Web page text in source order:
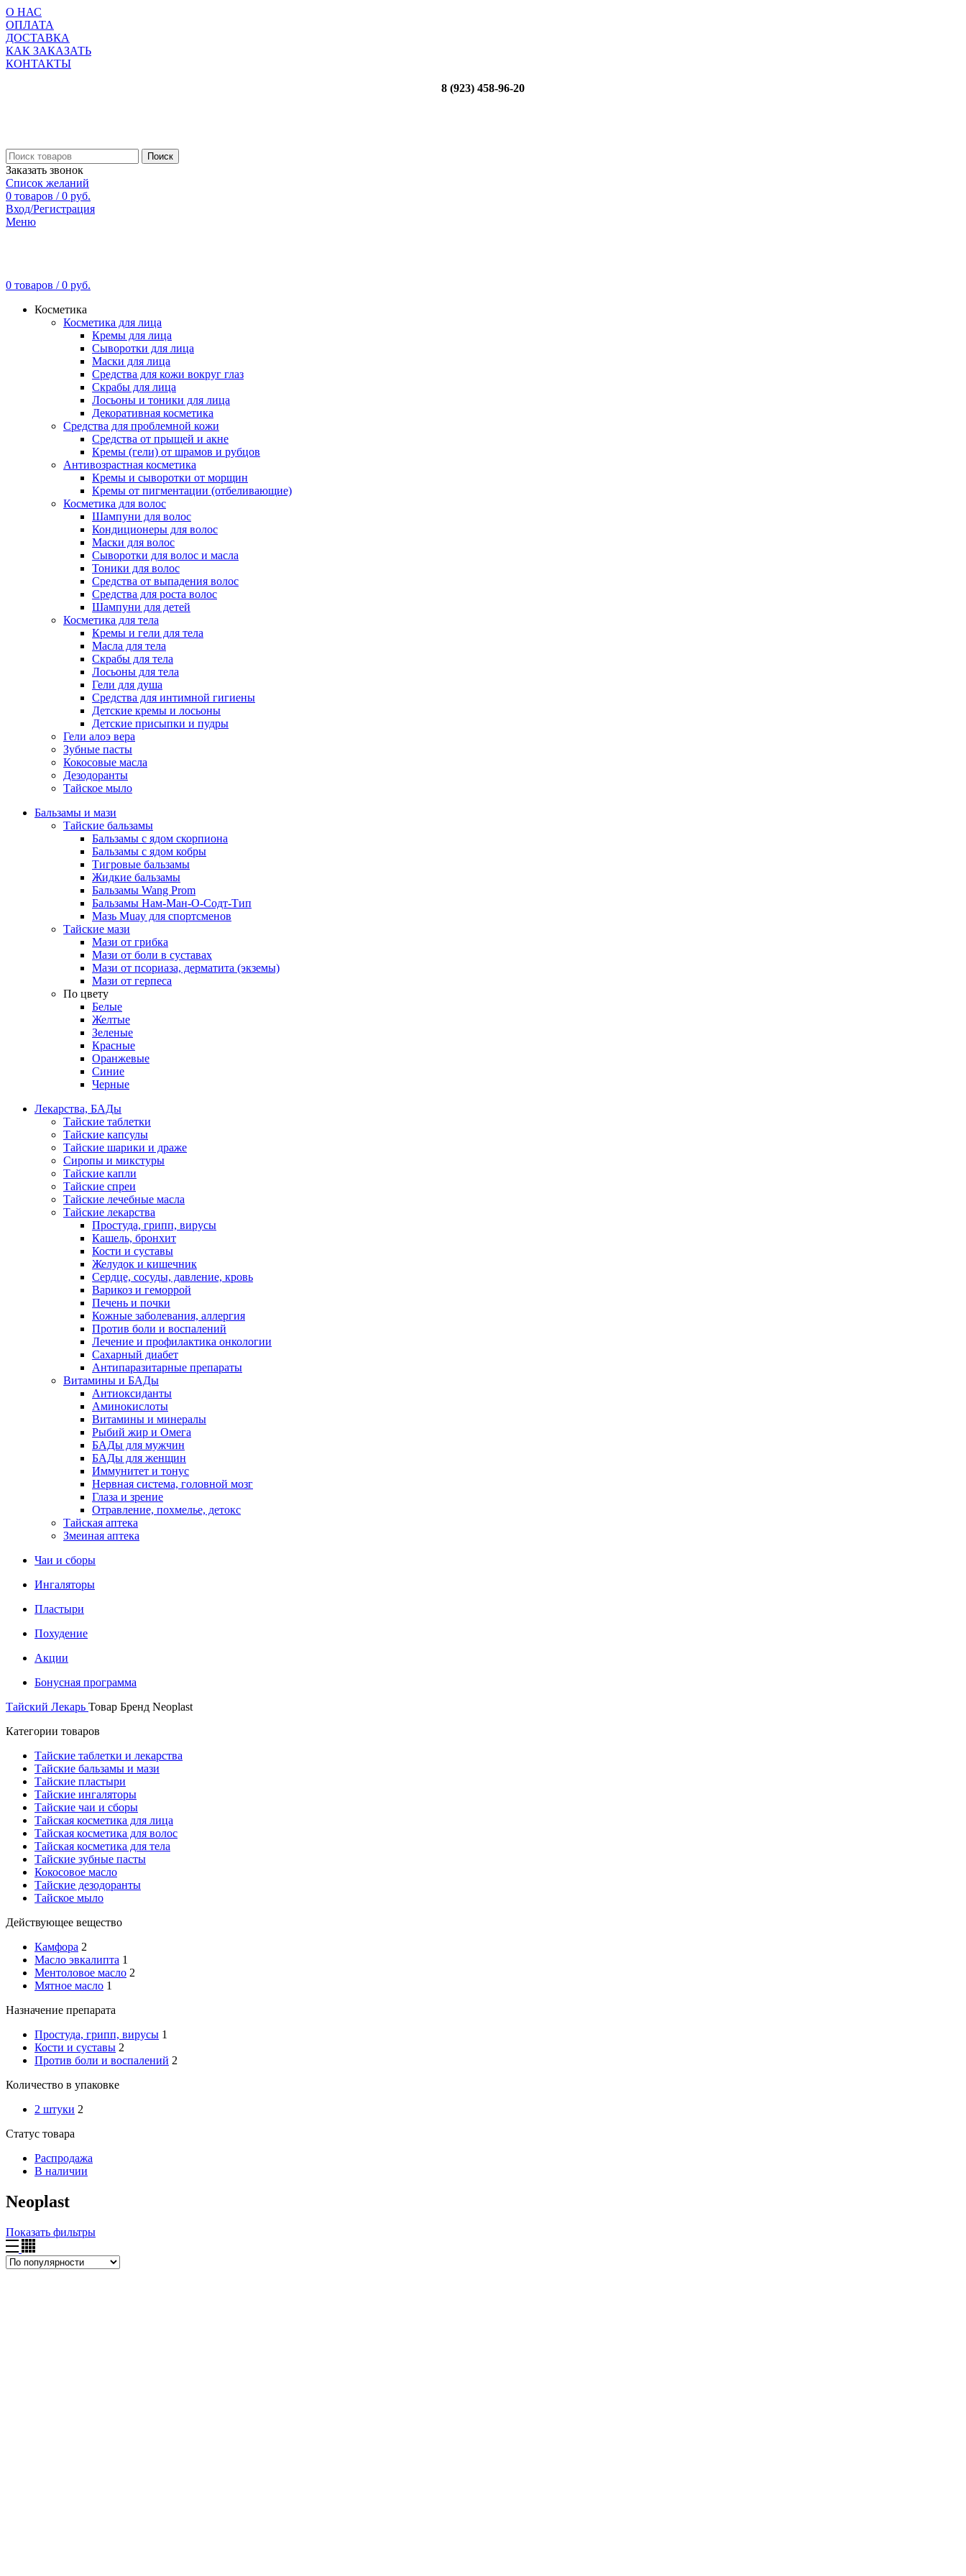
О НАС
ОПЛАТА
ДОСТАВКА
КАК ЗАКАЗАТЬ
КОНТАКТЫ
8 (923) 458-96-20
Поиск
Заказать звонок
Список желаний
0 товаров / 0 руб.
Вход/Регистрация
Меню
0 товаров / 0 руб.
Косметика
Косметика для лица
Кремы для лица
Сыворотки для лица
Маски для лица
Средства для кожи вокруг глаз
Скрабы для лица
Лосьоны и тоники для лица
Декоративная косметика
Средства для проблемной кожи
Средства от прыщей и акне
Кремы (гели) от шрамов и рубцов
Антивозрастная косметика
Кремы и сыворотки от морщин
Кремы от пигментации (отбеливающие)
Косметика для волос
Шампуни для волос
Кондиционеры для волос
Маски для волос
Сыворотки для волос и масла
Тоники для волос
Средства от выпадения волос
Средства для роста волос
Шампуни для детей
Косметика для тела
Кремы и гели для тела
Масла для тела
Скрабы для тела
Лосьоны для тела
Гели для душа
Средства для интимной гигиены
Детские кремы и лосьоны
Детские присыпки и пудры
Гели алоэ вера
Зубные пасты
Кокосовые масла
Дезодоранты
Тайское мыло
Бальзамы и мази
Тайские бальзамы
Бальзамы с ядом скорпиона
Бальзамы с ядом кобры
Тигровые бальзамы
Жидкие бальзамы
Бальзамы Wang Prom
Бальзамы Нам-Ман-О-Содт-Тип
Мазь Muay для спортсменов
Тайские мази
Мази от грибка
Мази от боли в суставах
Мази от псориаза, дерматита (экземы)
Мази от герпеса
По цвету
Белые
Желтые
Зеленые
Красные
Оранжевые
Синие
Черные
Лекарства, БАДы
Тайские таблетки
Тайские капсулы
Тайские шарики и драже
Сиропы и микстуры
Тайские капли
Тайские спреи
Тайские лечебные масла
Тайские лекарства
Простуда, грипп, вирусы
Кашель, бронхит
Кости и суставы
Желудок и кишечник
Сердце, сосуды, давление, кровь
Варикоз и геморрой
Печень и почки
Кожные заболевания, аллергия
Против боли и воспалений
Лечение и профилактика онкологии
Сахарный диабет
Антипаразитарные препараты
Витамины и БАДы
Антиоксиданты
Аминокислоты
Витамины и минералы
Рыбий жир и Омега
БАДы для мужчин
БАДы для женщин
Иммунитет и тонус
Нервная система, головной мозг
Глаза и зрение
Отравление, похмелье, детокс
Тайская аптека
Змеиная аптека
Чаи и сборы
Ингаляторы
Пластыри
Похудение
Акции
Бонусная программа
Тайский Лекарь Товар Бренд Neoplast
Категории товаров
Тайские таблетки и лекарства
Тайские бальзамы и мази
Тайские пластыри
Тайские ингаляторы
Тайские чаи и сборы
Тайская косметика для лица
Тайская косметика для волос
Тайская косметика для тела
Тайские зубные пасты
Кокосовое масло
Тайские дезодоранты
Тайское мыло
Действующее вещество
Камфора 2
Масло эвкалипта 1
Ментоловое масло 2
Мятное масло 1
Назначение препарата
Простуда, грипп, вирусы 1
Кости и суставы 2
Против боли и воспалений 2
Количество в упаковке
2 штуки 2
Статус товара
Распродажа
В наличии
Neoplast
Показать фильтры